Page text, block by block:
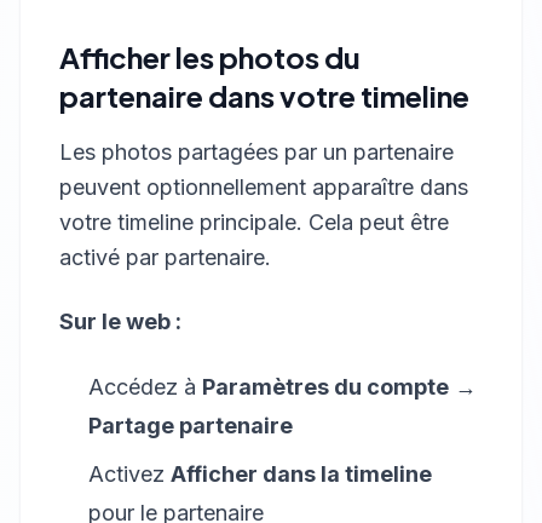
Afficher les photos du
partenaire dans votre timeline
Les photos partagées par un partenaire
peuvent optionnellement apparaître dans
votre timeline principale. Cela peut être
activé par partenaire.
Sur le web :
Accédez à Paramètres du compte →
Partage partenaire
Activez Afficher dans la timeline
pour le partenaire